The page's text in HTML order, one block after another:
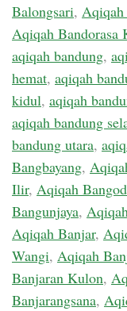
Balongsari, Aqiqah
Aqiqah Bandorasa
aqiqah bandung,
hemat, aqiqah
kidul, aqiqah
aqiqah bandung
bandung utara,
Bangbayang,
Ilir, Aqiqah
Bangunjaya,
Aqiqah Banjar,
Wangi, Aqiqah
Banjaran Kulon,
Banjarangsana,